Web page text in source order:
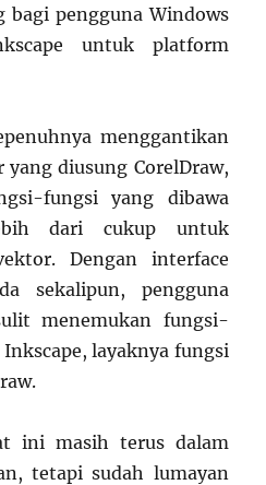
bagi pengguna Windows
untuk platform
menggantikan
diusung CorelDraw,
fungsi yang dibawa
dari cukup untuk
Dengan interface
sekalipun, pengguna
menemukan fungsi-
layaknya fungsi
ini masih terus dalam
tetapi sudah lumayan